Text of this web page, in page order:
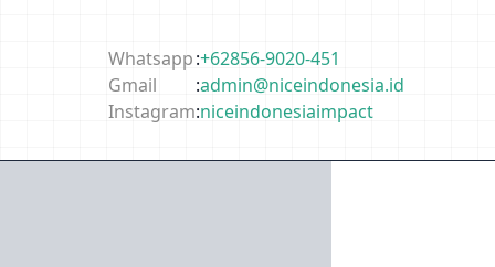
Whatsapp
Gmail
Instagram
:
:
:
+62856-9020-451
admin@niceindonesia.id
niceindonesiaimpact